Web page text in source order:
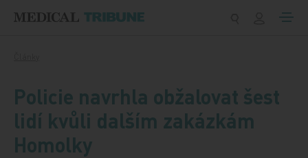
Policie navrhla obžalovat šest
lidí kvůli dalším zakázkám
Homolky